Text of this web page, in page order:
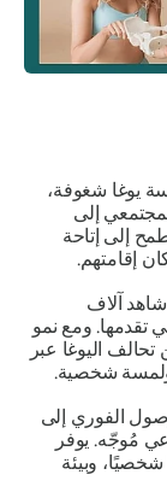
يوغا شغوفة،
إلى
إلى إتاحة
إقامتهم.
آلاف
ومع نمو
اليوغا عبر
شخصية.
الفوري إلى
مُوجّه. يوفر
وبيئة